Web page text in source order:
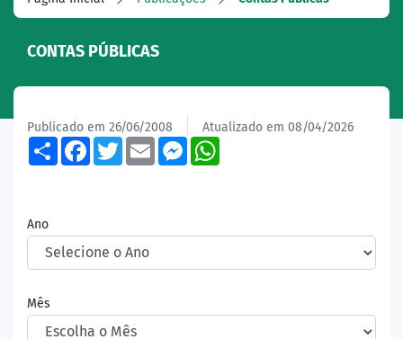
CONTAS PÚBLICAS
Publicado em 26/06/2008 Atualizado em 08/04/2026
ShareFacebook
TwitterEmailMessenger
Ano
Mês